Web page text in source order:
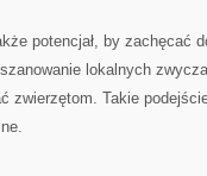
potencjał, by zachęcać
lokalnych
zwierzętom. Takie